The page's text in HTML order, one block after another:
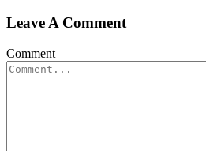
Leave A Comment
Comment